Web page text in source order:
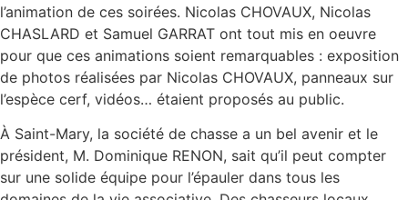
l’animation de ces soirées. Nicolas CHOVAUX, Nicolas
CHASLARD et Samuel GARRAT ont tout mis en oeuvre
pour que ces animations soient remarquables : exposition
de photos réalisées par Nicolas CHOVAUX, panneaux sur
l’espèce cerf, vidéos… étaient proposés au public.
À Saint-Mary, la société de chasse a un bel avenir et le
président, M. Dominique RENON, sait qu’il peut compter
sur une solide équipe pour l’épauler dans tous les